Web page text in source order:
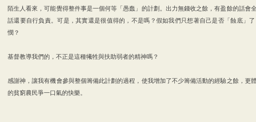
陌生人看來，可能覺得整件事是一個何等「愚蠢」的計劃。出力無錢收之餘，有盈餘的話會
話還要自行負責。可是，其實還是很值得的，不是嗎？假如我們只想著自己是否「蝕底」
憫？
基督教導我們的，不正是這種犧牲與扶助弱者的精神嗎？
感謝神，讓我有機會參與整個籌備此計劃的過程，使我增加了不少籌備活動的經驗之餘，更
的貧窮農民爭一口氣的快樂。